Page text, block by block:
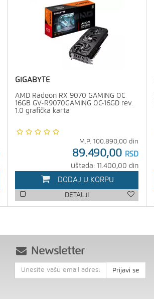
GIGABYTE
AMD Radeon RX 9070 GAMING OC
16GB GV-R9070GAMING OC-16GD rev.
1.0 grafička karta
M.P. 100.890,00 din
89.490,00 RSD
Ušteda: 11.400,00 din
DODAJ U KORPU
DETALJI
Newsletter
Prijavi se